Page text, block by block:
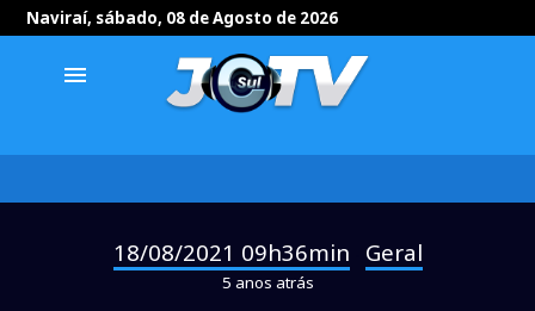
Naviraí, sábado, 08 de Agosto de 2026
menu
18/08/2021 09h36min Geral
5 anos atrás